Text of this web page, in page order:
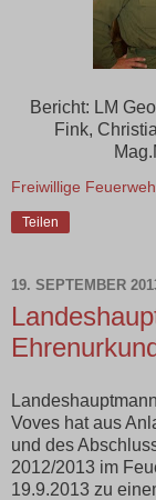
Bericht: LM
Fink,
Freiwillige
Teilen
19. SEPTEMBER
Voves hat aus
und des
2012/2013 im
19.9.2013 zu